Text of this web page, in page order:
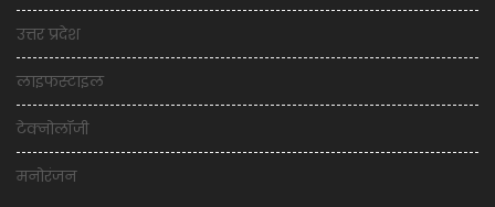
उत्तर प्रदेश
लाइफस्टाइल
टेक्नोलॉजी
मनोरंजन